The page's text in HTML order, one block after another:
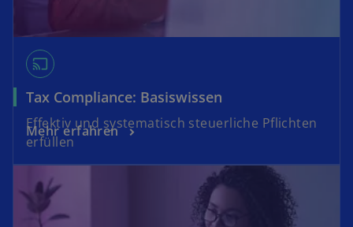
cast
Tax Compliance: Basiswissen
Effektiv und systematisch steuerliche Pflichten
erfüllen
Mehr erfahren